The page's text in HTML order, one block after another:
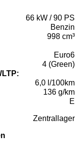
66 kW / 90 PS
Benzin
998 cm³
Euro6
4 (Green)
6,0 l/100km
136 g/km
E
Zentrallager